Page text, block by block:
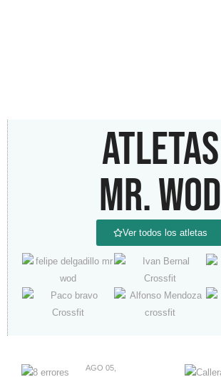
ATLETAS
MR. WOD
Ver todos los atletas
AGO 05,